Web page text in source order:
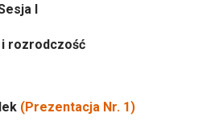
I
i rozrodczość
(Prezentacja Nr. 1)